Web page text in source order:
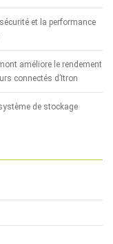
et la performance
améliore le rendement
connectés d’Itron
de stockage